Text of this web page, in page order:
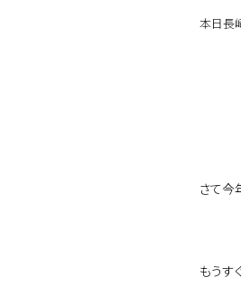
本日長
さて今
もうす